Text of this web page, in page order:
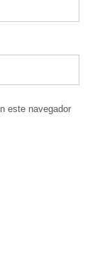
este navegador